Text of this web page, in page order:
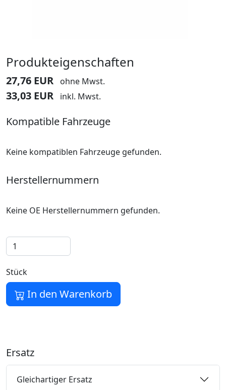
Produkteigenschaften
27,76 EUR ohne Mwst.
33,03 EUR inkl. Mwst.
Kompatible Fahrzeuge
Keine kompatiblen Fahrzeuge gefunden.
Herstellernummern
Keine OE Herstellernummern gefunden.
Stück
In den Warenkorb
Ersatz
Gleichartiger Ersatz